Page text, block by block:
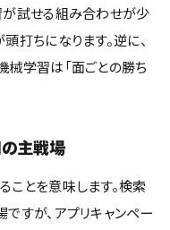
が試せる組み合わせが少
打ちになります。逆に、
械学習は「面ごとの勝ち
の主戦場
ことを意味します。検索
すが、アプリキャンペー